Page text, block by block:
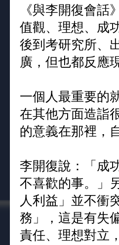
《與李開復會
值觀、理想、成
後到考研究所、
廣，但也都反應
一個人最重要的
在其他方面造詣
的意義在那裡，
李開復說：「成
不喜歡的事。」
人利益」並不衝
務」，這是有失
責任、理想對立